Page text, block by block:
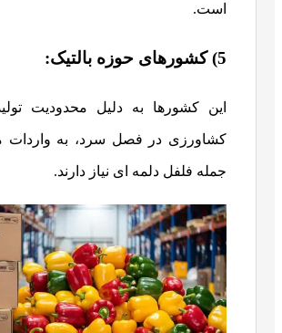
است.
5) کشورهای حوزه بالتیک:
این کشورها به دلیل محدودیت
کشاورزی در فصل سرد، به واردات
جمله فلفل دلمه ای نیاز دارند.